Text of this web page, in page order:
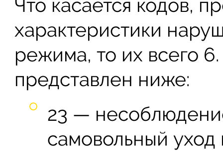
Что касается кодов,
характеристики
режима, то их всего
представлен ниже:
23 —
самовольный уход